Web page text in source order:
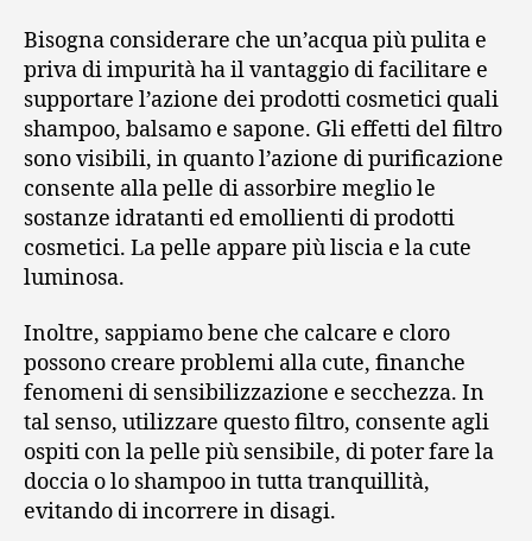
Bisogna considerare che un’acqua più pulita e
priva di impurità ha il vantaggio di facilitare e
supportare l’azione dei prodotti cosmetici quali
shampoo, balsamo e sapone. Gli effetti del filtro
sono visibili, in quanto l’azione di purificazione
consente alla pelle di assorbire meglio le
sostanze idratanti ed emollienti di prodotti
cosmetici. La pelle appare più liscia e la cute
luminosa.
Inoltre, sappiamo bene che calcare e cloro
possono creare problemi alla cute, finanche
fenomeni di sensibilizzazione e secchezza. In
tal senso, utilizzare questo filtro, consente agli
ospiti con la pelle più sensibile, di poter fare la
doccia o lo shampoo in tutta tranquillità,
evitando di incorrere in disagi.